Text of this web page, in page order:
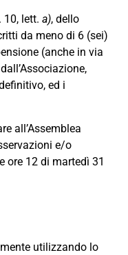
10, lett. a), dello
da meno di 6 (sei)
(anche in via
ed i
all’Assemblea
e/o
ore 12 di martedì 31
utilizzando lo